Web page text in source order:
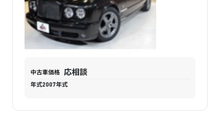
中古車価格 応相談
年式2007年式